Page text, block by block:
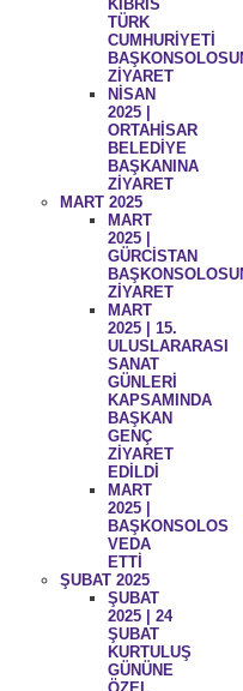
KIBRIS
TÜRK
CUMHURİYETİ
ZİYARET
NİSAN
2025 |
ORTAHİSAR
BELEDİYE
BAŞKANINA
ZİYARET
MART 2025
MART
2025 |
GÜRCİSTAN
ZİYARET
MART
2025 | 15.
ULUSLARARASI
SANAT
GÜNLERİ
KAPSAMINDA
BAŞKAN
GENÇ
ZİYARET
EDİLDİ
MART
2025 |
BAŞKONSOLOS
VEDA
ETTİ
ŞUBAT 2025
ŞUBAT
2025 | 24
ŞUBAT
KURTULUŞ
GÜNÜNE